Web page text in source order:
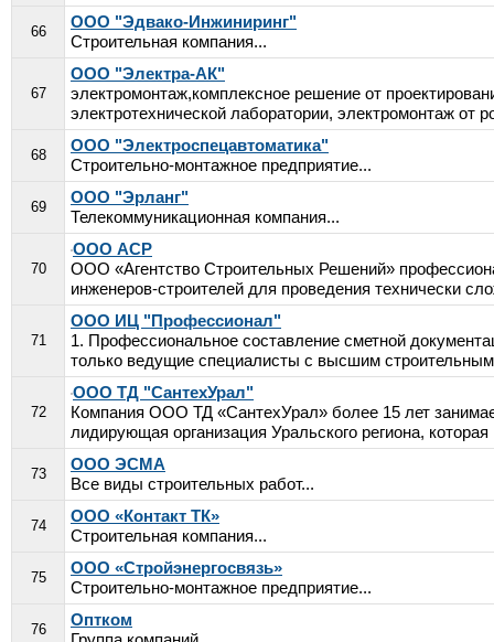
66
ООО "Эдвако-Инжиниринг"
Строительная компания...
67
ООО "Электра-АК"
электромонтаж,комплексное решение от
электротехнической лаборатории, электромонтаж от
68
ООО "Электроспецавтоматика"
Строительно-монтажное предприятие...
69
ООО "Эрланг"
Телекоммуникационная компания...
70
ООО АСР
ООО «Агентство Строительных Решений»
инженеров-строителей для проведения технически
71
ООО ИЦ "Профессионал"
1. Профессиональное составление сметной
только ведущие специалисты с высшим
72
ООО ТД "СантехУрал"
Компания ООО ТД «СантехУрал» более 15 лет
лидирующая организация Уральского региона, которая
73
ООО ЭСМА
Все виды строительных работ...
74
ООО «Контакт ТК»
Строительная компания...
75
ООО «Стройэнергосвязь»
Строительно-монтажное предприятие...
76
Оптком